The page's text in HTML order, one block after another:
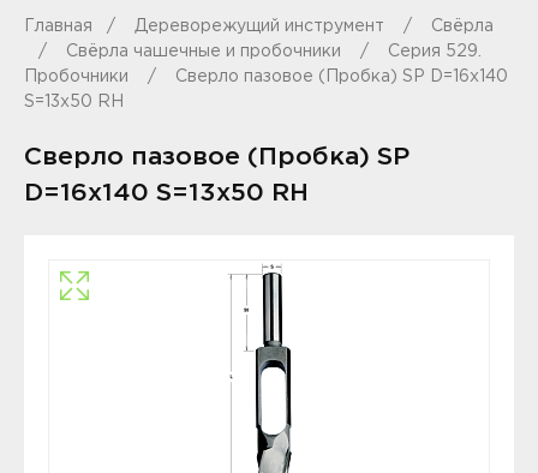
Главная Дереворежущий инструмент
Свёрла
Свёрла чашечные и пробочники
Серия 529.
Пробочники
Сверло пазовое (Пробка) SP D=16x140
S=13x50 RH
Сверло пазовое (Пробка) SP
D=16x140 S=13x50 RH